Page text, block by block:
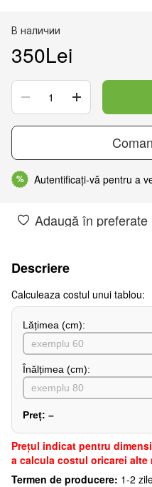
В наличии
350Lei
% Autentificați-vă pentru a
Adaugă în preferate
Descriere
Сalculeaza costul unui tablou:
Lățimea (сm):
Înălțimea (cm):
Preț: –
Preţul indicat pentru
a calcula costul oricarei
Termen de producere: 1-2